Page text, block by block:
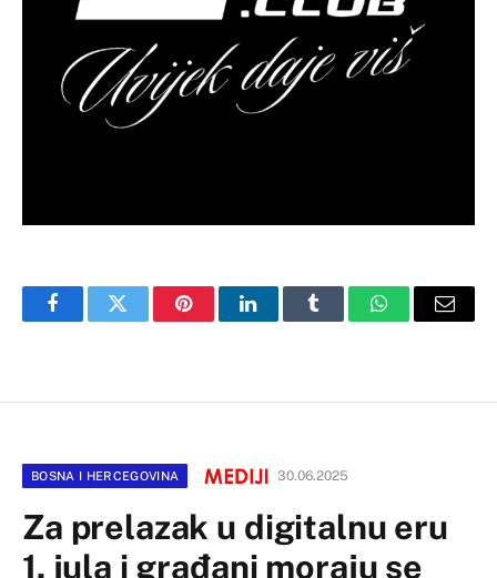
FacebookTwitter PinterestLinkedInTumblr WhatsAppEmail
BOSNA I HERCEGOVINA 30.06.2025
Za prelazak u digitalnu eru
1. jula i građani moraju se